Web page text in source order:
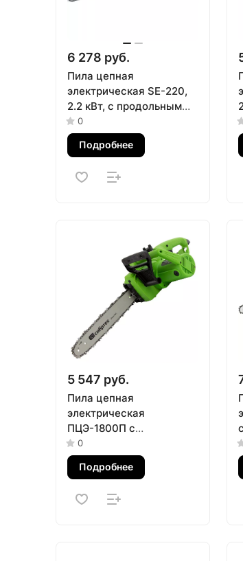
6 278 руб.
Пила цепная
электрическая SE-220,
2.2 кВт, с продольным
двигателем 16, 40 см, 14
м/с Denzel
0
Подробнее
5 547 руб.
Пила цепная
электрическая
ПЦЭ-1800П с
поперечным
двигателем, 1.8 кВт, 14''
(35 см) Сибртех
0
Подробнее